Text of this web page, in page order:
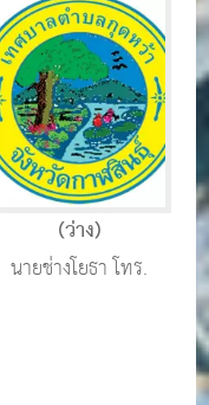
(ว่าง)
นายช่างโยธา โทร.